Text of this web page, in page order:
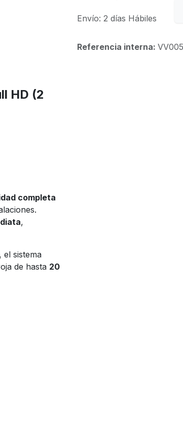
Envío: 2 días Hábiles
Referencia interna:
HD (2
completa
,
el sistema
de hasta 20